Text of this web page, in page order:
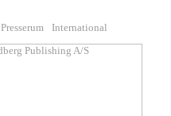
Presserum International